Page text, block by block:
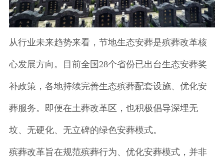
从行业未来趋势来看，节地生态安葬是殡葬改革核
心发展方向。目前全国28个省份已出台生态安葬奖
补政策，各地持续完善生态殡葬配套设施、优化安
葬服务。即便在土葬改革区，也积极倡导深埋无
坟、无硬化、无立碑的绿色安葬模式。
殡葬改革旨在规范殡葬行为、优化安葬模式，并非